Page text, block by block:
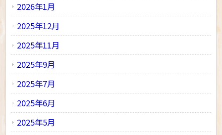
2026年1月
2025年12月
2025年11月
2025年9月
2025年7月
2025年6月
2025年5月